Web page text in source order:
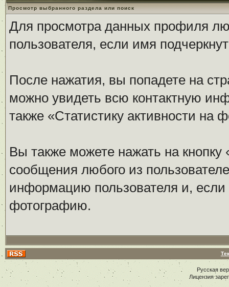
Просмотр выбранного раздела или поиск
Для просмотра данных профиля
пользователя, если имя
После нажатия, вы попадете на
можно увидеть всю контактную
также «Статистику активности на
Вы также можете нажать на
сообщения любого из
информацию пользователя и,
фотографию.
Русская
Лицензия